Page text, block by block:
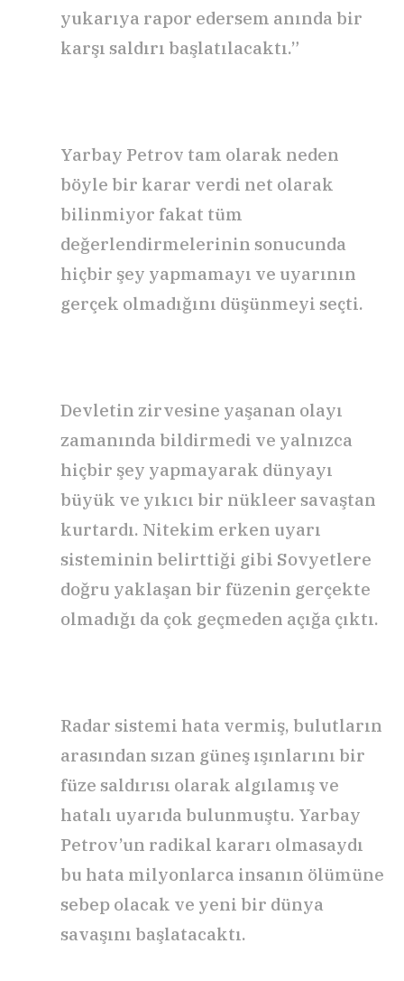
yukarıya rapor edersem anında bir
karşı saldırı başlatılacaktı.”
Yarbay Petrov tam olarak neden
böyle bir karar verdi net olarak
bilinmiyor fakat tüm
değerlendirmelerinin sonucunda
hiçbir şey yapmamayı ve uyarının
gerçek olmadığını düşünmeyi seçti.
Devletin zirvesine yaşanan olayı
zamanında bildirmedi ve yalnızca
hiçbir şey yapmayarak dünyayı
büyük ve yıkıcı bir nükleer savaştan
kurtardı. Nitekim erken uyarı
sisteminin belirttiği gibi Sovyetlere
doğru yaklaşan bir füzenin gerçekte
olmadığı da çok geçmeden açığa çıktı.
Radar sistemi hata vermiş, bulutların
arasından sızan güneş ışınlarını bir
füze saldırısı olarak algılamış ve
hatalı uyarıda bulunmuştu. Yarbay
Petrov’un radikal kararı olmasaydı
bu hata milyonlarca insanın ölümüne
sebep olacak ve yeni bir dünya
savaşını başlatacaktı.